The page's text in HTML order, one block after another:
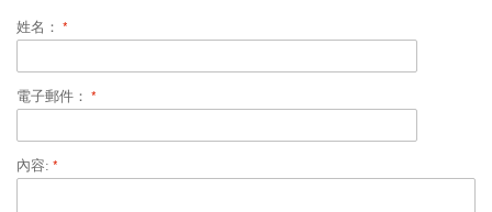
姓名：
電子郵件：
內容: